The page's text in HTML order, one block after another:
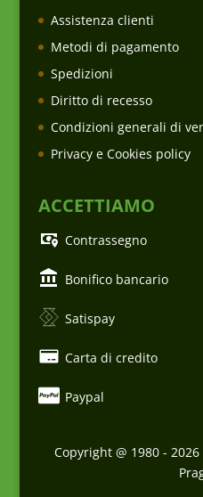
Assistenza clienti
Metodi di pagamento
Spedizioni
Diritto di recesso
Condizioni generali di
Privacy e Cookies policy
ACCETTIAMO
Contrassegno
Bonifico bancario
Satispay
Carta di credito
Paypal
Copyright @ 1980 -2026